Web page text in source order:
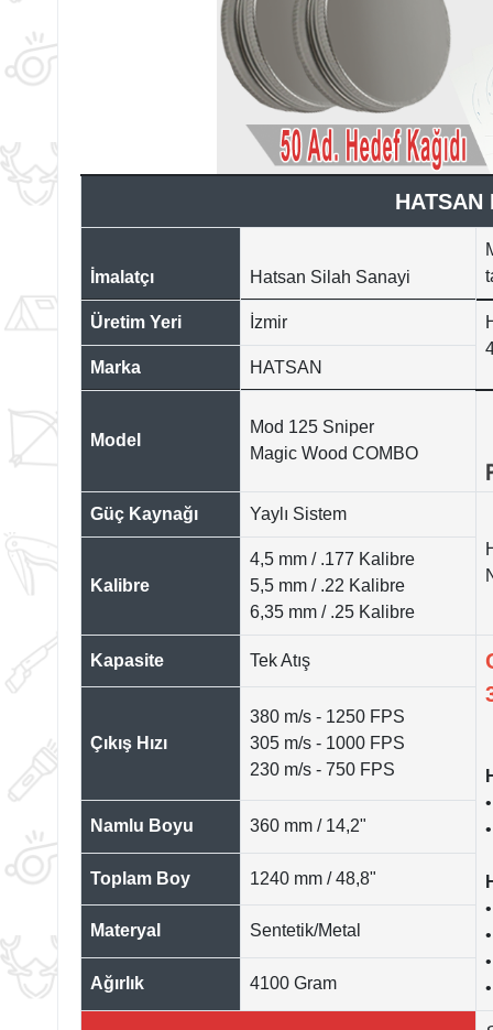
HATSAN
İmalatçı Hatsan Silah Sanayi
Üretim Yeri İzmir
Marka
HATSAN
Model
Mod 125 Sniper
Magic Wood COMBO
Güç Kaynağı
Yaylı Sistem
Kalibre
4,5 mm / .177 Kalibre
5,5 mm / .22 Kalibre
6,35 mm / .25 Kalibre
Kapasite Tek Atış
Çıkış Hızı
380 m/s - 1250 FPS
305 m/s - 1000 FPS
230 m/s - 750 FPS
Namlu Boyu 360 mm / 14,2"
Toplam Boy 1240 mm / 48,8"
Materyal Sentetik/Metal
Ağırlık 4100 Gram